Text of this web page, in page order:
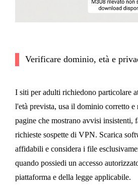
Verificare dominio, età e
I siti per adulti richiedono particolare
l'età prevista, usa il dominio corretto
pagine che mostrano avvisi insistenti,
richieste sospette di VPN. Scarica
affidabili e considera i file
quando possiedi un accesso
piattaforma e della legge applicabile.